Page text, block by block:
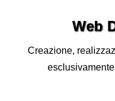
Web
Creazione,